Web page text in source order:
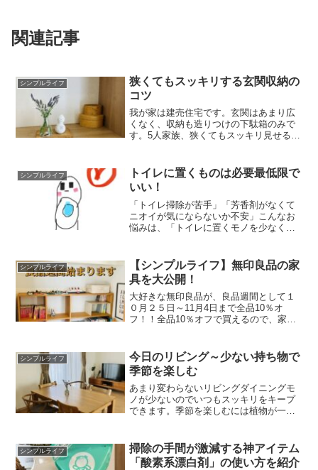
関連記事
シンプルライフ
狭くてもスッキリする玄関収納の
コツ
我が家は建売住宅です。玄関はあまり広
くなく、収納も造りつけの下駄箱のみで
す。5人家族、狭くてもスッキリ見せるコ
にも余裕で収まります。子どもの普段用
スニーカーは基本2足。...
シンプルライフ
トイレに置くものは必要最低限で
いい！
「トイレ掃除が苦手」「芳香剤がなくて
ニオイが気にならないか不安」こんなお
悩みは、「トイレに置くモノを少なくす
ますので参考にしてみてください。我が
家のトイレはスリッパ・マ...
シンプルライフ
【シンプルライフ】無印良品の家
具を大公開！
大好きな無印良品が、良品週間として１
０月２５日～11月4日まで全品10％オ
フ！！全品10％オフで買えるので、家具
テリアがまとまって見える✨我が家の無
印良品の家具た...
シンプルライフ
今日のリビング～少ない持ち物で
季節を楽しむ
あまり変わらないリビングダイニングモ
ノが少ないのでいつもスッキリをキープ
できます。季節を楽しむには植物が一番
物があると、家の中がオシャレになる
し、気軽に季節感が出せるの...
シンプルライフ
掃除の手間が激減する神アイテム
「酸素系漂白剤」の使い方を紹介